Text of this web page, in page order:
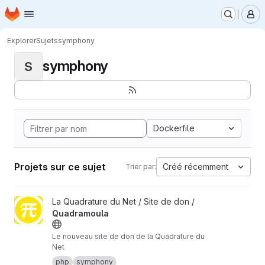
Passer au contenu principal
Page d'accueil
ExplorerSujetssymphony
S symphony
Dockerfile
Projets sur ce sujet Trier par: Créé récemment
Afficher le projet Quadramoula
La Quadrature du Net / Site de don /
Quadramoula
Le nouveau site de don de la Quadrature du
Net
php
symphony